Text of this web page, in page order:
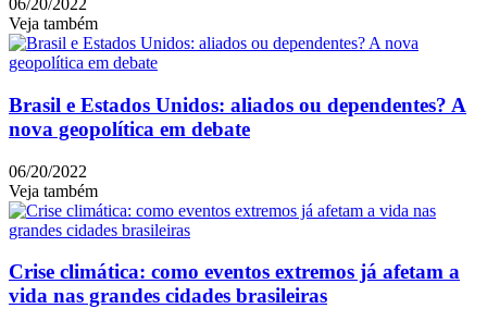
06/20/2022
Veja também
Brasil e Estados Unidos: aliados ou dependentes? A
nova geopolítica em debate
06/20/2022
Veja também
Crise climática: como eventos extremos já afetam a
vida nas grandes cidades brasileiras